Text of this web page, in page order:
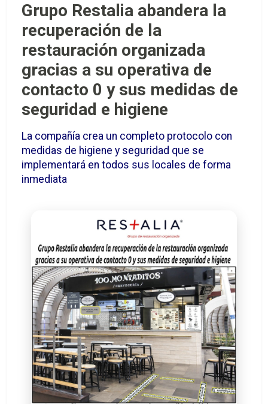
Grupo Restalia abandera la
recuperación de la
restauración organizada
gracias a su operativa de
contacto 0 y sus medidas de
seguridad e higiene
La compañía crea un completo protocolo con
medidas de higiene y seguridad que se
implementará en todos sus locales de forma
inmediata